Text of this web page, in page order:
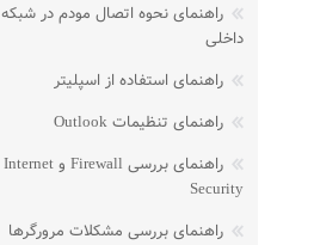
راهنمای نحوه اتصال مودم در شبکه
داخلی
راهنمای استفاده از اسپلیتر
راهنمای تنظیمات Outlook
راهنمای بررسی Firewall و Internet
Security
راهنمای بررسی مشکلات مرورگرها